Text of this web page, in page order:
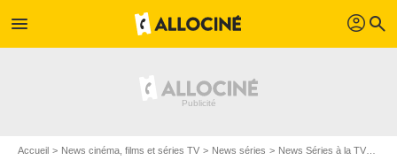
menu profil search
Accueil News cinéma, films et séries TV News séries News Séries à la TV